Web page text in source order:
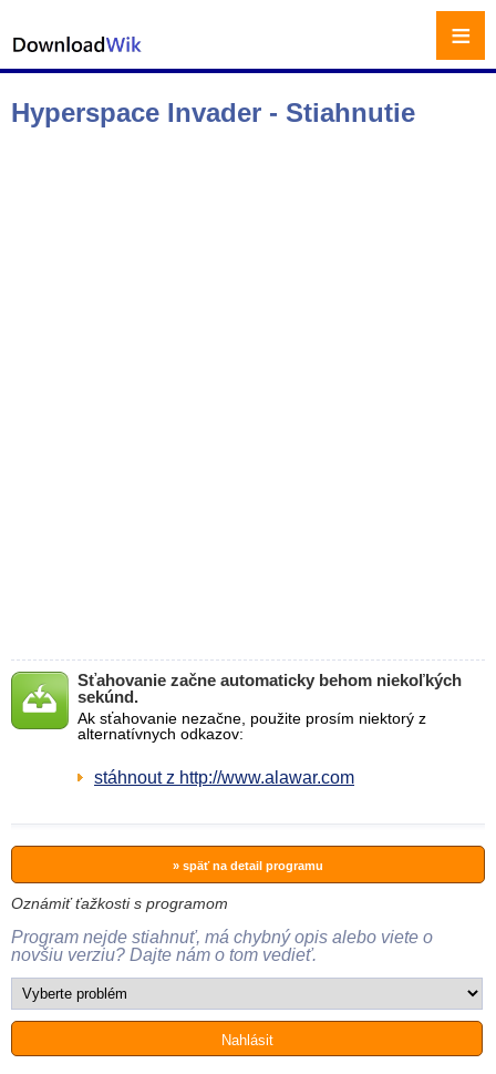
Hyperspace Invader - Stiahnutie
Sťahovanie začne automaticky behom niekoľkých
sekúnd.
Ak sťahovanie nezačne, použite prosím niektorý z
alternatívnych odkazov:
stáhnout z http://www.alawar.com
» späť na detail programu
Oznámiť ťažkosti s programom
Program nejde stiahnuť, má chybný opis alebo viete o
novšiu verziu? Dajte nám o tom vedieť.
≡